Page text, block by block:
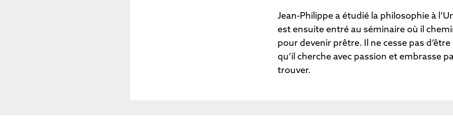
Jean-Philippe a étudié la philosophie à
est ensuite entré au séminaire où il
pour devenir prêtre. Il ne cesse pas
qu’il cherche avec passion et embrasse
trouver.